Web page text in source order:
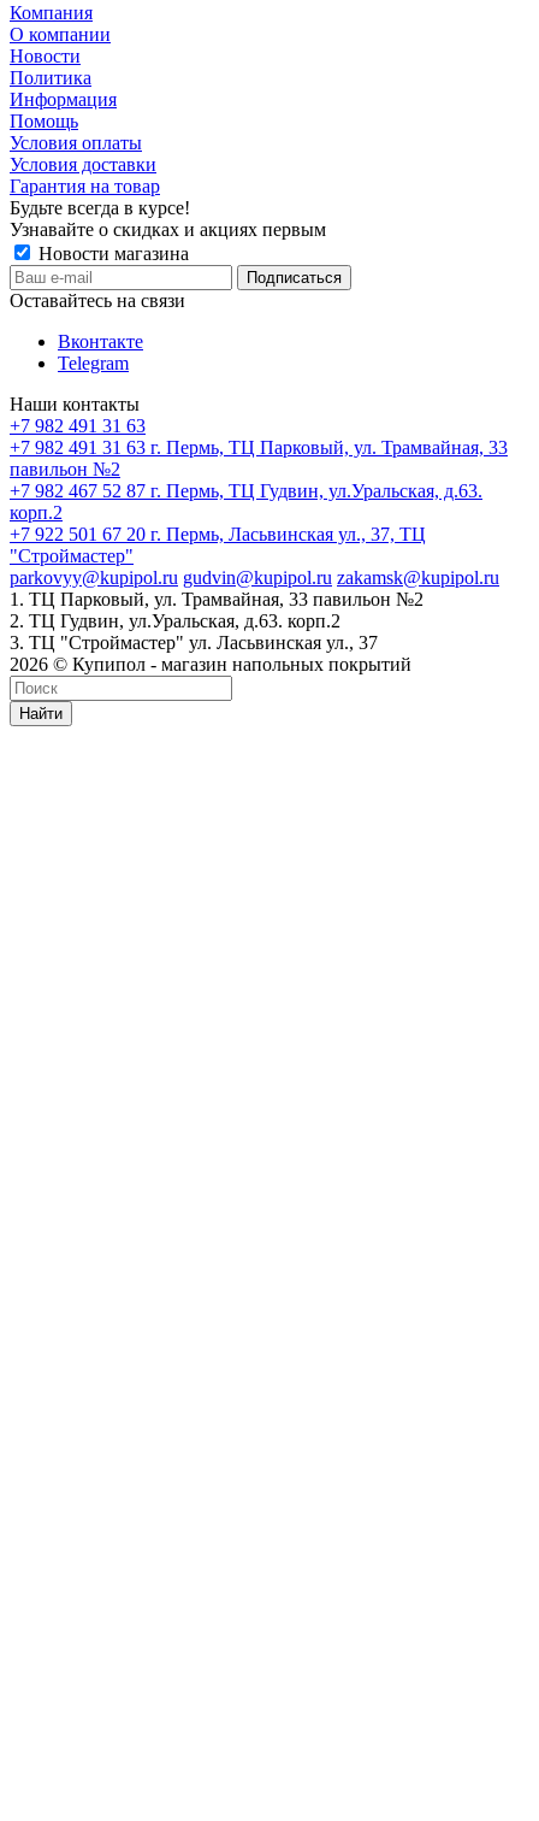
Компания
О компании
Новости
Политика
Информация
Помощь
Условия оплаты
Условия доставки
Гарантия на товар
Будьте всегда в курсе!
Узнавайте о скидках и акциях первым
Новости магазина
Оставайтесь на связи
Вконтакте
Telegram
Наши контакты
+7 982 491 31 63
+7 982 491 31 63 г. Пермь, ТЦ Парковый, ул. Трамвайная, 33
павильон №2
+7 982 467 52 87 г. Пермь, ТЦ Гудвин, ул.Уральская, д.63.
корп.2
+7 922 501 67 20 г. Пермь, Ласьвинская ул., 37, ТЦ
"Строймастер"
parkovyy@kupipol.ru gudvin@kupipol.ru zakamsk@kupipol.ru
1. ТЦ Парковый, ул. Трамвайная, 33 павильон №2
2. ТЦ Гудвин, ул.Уральская, д.63. корп.2
3. ТЦ "Строймастер" ул. Ласьвинская ул., 37
2026 © Купипол - магазин напольных покрытий
Найти